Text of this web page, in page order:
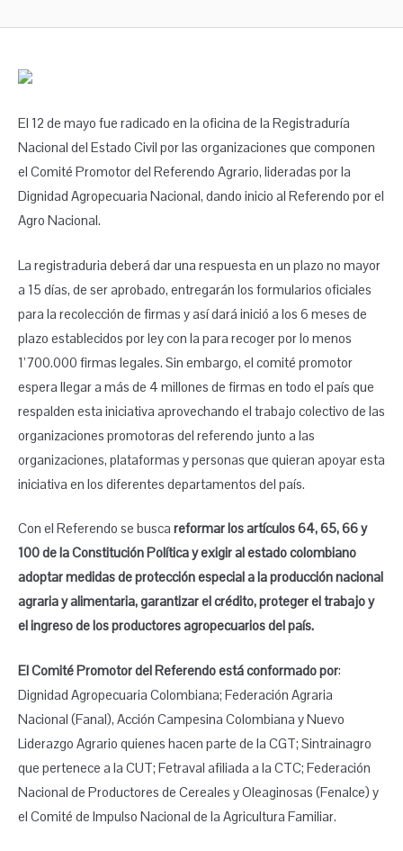
El 12 de mayo fue radicado en la oficina de la Registraduría
Nacional del Estado Civil por las organizaciones que componen
el Comité Promotor del Referendo Agrario, lideradas por la
Dignidad Agropecuaria Nacional, dando inicio al Referendo por el
Agro Nacional.
La registraduria deberá dar una respuesta en un plazo no mayor
a 15 días, de ser aprobado, entregarán los formularios oficiales
para la recolección de firmas y así dará inició a los 6 meses de
plazo establecidos por ley con la para recoger por lo menos
1’700.000 firmas legales. Sin embargo, el comité promotor
espera llegar a más de 4 millones de firmas en todo el país que
respalden esta iniciativa aprovechando el trabajo colectivo de las
organizaciones promotoras del referendo junto a las
organizaciones, plataformas y personas que quieran apoyar esta
iniciativa en los diferentes departamentos del país.
Con el Referendo se busca reformar los artículos 64, 65, 66 y
100 de la Constitución Política y exigir al estado colombiano
adoptar medidas de protección especial a la producción nacional
agraria y alimentaria, garantizar el crédito, proteger el trabajo y
el ingreso de los productores agropecuarios del país.
El Comité Promotor del Referendo está conformado por:
Dignidad Agropecuaria Colombiana; Federación Agraria
Nacional (Fanal), Acción Campesina Colombiana y Nuevo
Liderazgo Agrario quienes hacen parte de la CGT; Sintrainagro
que pertenece a la CUT; Fetraval afiliada a la CTC; Federación
Nacional de Productores de Cereales y Oleaginosas (Fenalce) y
el Comité de Impulso Nacional de la Agricultura Familiar.